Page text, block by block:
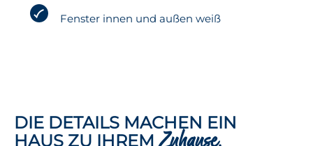
Fenster innen und außen weiß
DIE DETAILS MACHEN EIN
HAUS ZU IHREM
.